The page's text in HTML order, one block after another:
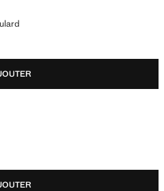
DE FOULARD